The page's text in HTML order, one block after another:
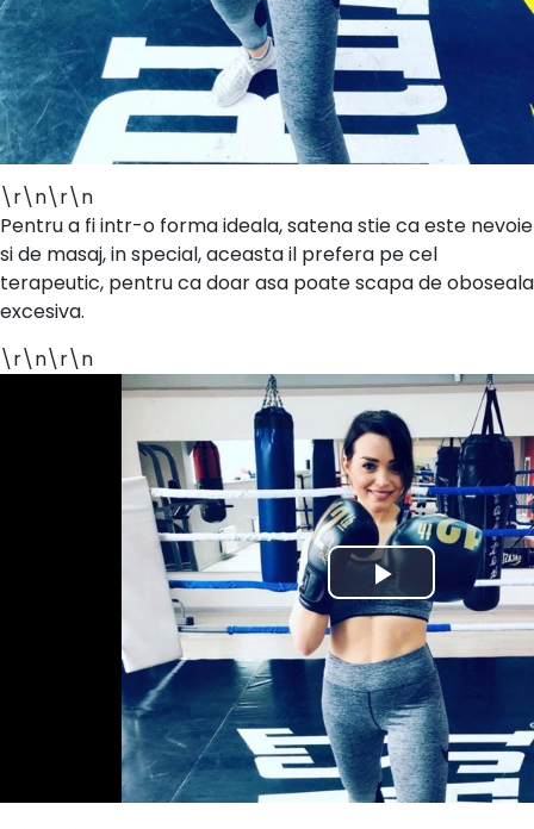
\r\n\r\n
Pentru a fi intr-o forma ideala, satena stie ca este nevoie
si de masaj, in special, aceasta il prefera pe cel
terapeutic, pentru ca doar asa poate scapa de oboseala
excesiva.
\r\n\r\n